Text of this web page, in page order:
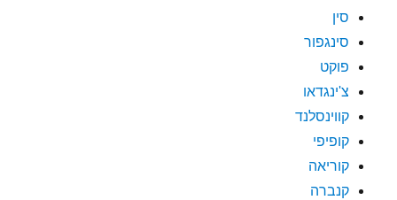
סין
סינגפור
פוקט
צ'ינגדאו
קווינסלנד
קופיפי
קוריאה
קנברה